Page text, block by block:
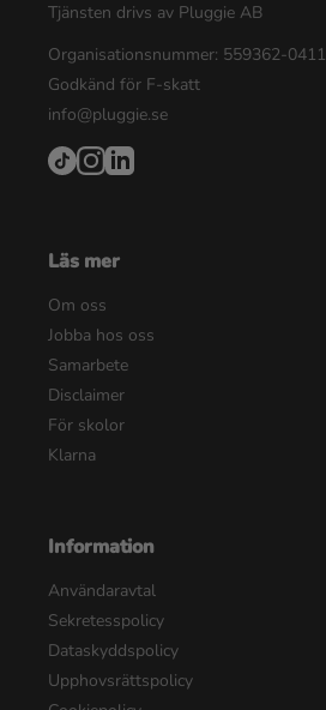
Tjänsten drivs av Pluggie AB
Organisationsnummer: 559362-0411
Godkänd för F-skatt
info@pluggie.se
Läs mer
Om oss
Jobba hos oss
Samarbete
Disclaimer
För skolor
Klarna
Information
Användaravtal
Sekretesspolicy
Dataskyddspolicy
Upphovsrättspolicy